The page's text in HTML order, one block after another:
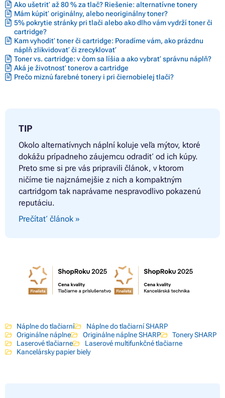
Ako ušetriť až 80 % za tlač? Riešenie: alternatívne tonery
Mám kúpiť originálny, alebo neoriginálny toner?
5% pokrytie stránky pri tlači alebo ako dlho vám vydrží toner či
cartridge?
Kam vyhodiť toner či cartridge: Poradíme vám, ako prázdnu
náplň zlikvidovať či zrecyklovať
Toner vs. cartridge: v čom sa líšia a ako vybrať správnu náplň?
Aká je životnosť tonerov a cartridge
Prečo miznú farebné tonery i pri čiernobielej tlači?
TIP
Okolo alternatívnych náplní koluje veľa mýtov, ktoré
dokážu prípadneho záujemcu odradiť od ich kúpy.
Preto sme si pre vás pripravili článok, v ktorom
ničíme tie najznámejšie z nich a kompaktným
cartridgom tak naprávame nespravodlivo pokazenú
reputáciu.
Prečítať článok »
Náplne do tlačiarní
Náplne do tlačiarní SHARP
Originálne náplne
Originálne náplne SHARP
Tonery SHARP
Laserové tlačiarne
Laserové multifunkčné tlačiarne
Kancelársky papier biely